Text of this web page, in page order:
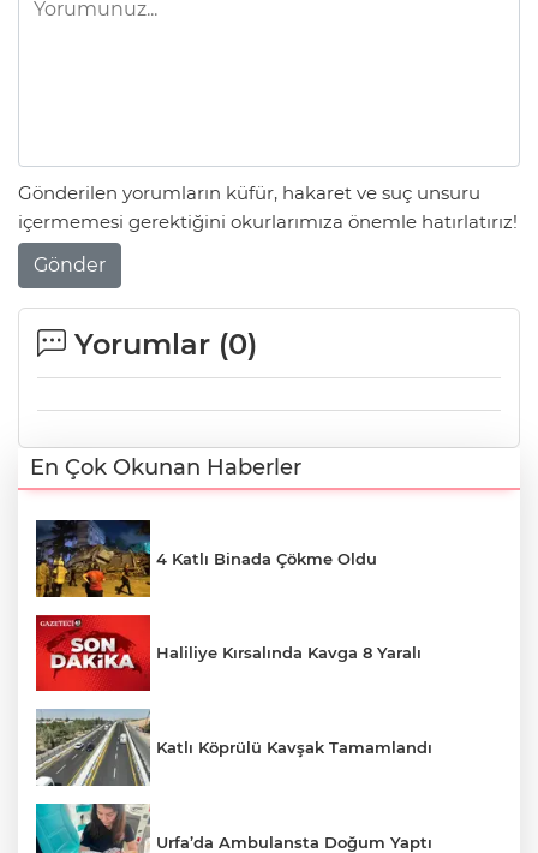
Gönderilen yorumların küfür, hakaret ve suç unsuru
içermemesi gerektiğini okurlarımıza önemle hatırlatırız!
Gönder
Yorumlar (0)
En Çok Okunan Haberler
4 Katlı Binada Çökme Oldu
Haliliye Kırsalında Kavga 8 Yaralı
Katlı Köprülü Kavşak Tamamlandı
Urfa’da Ambulansta Doğum Yaptı